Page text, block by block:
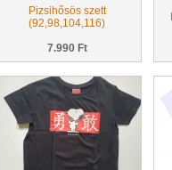
Pizsihősös szett
(92,98,104,116)
7.990 Ft